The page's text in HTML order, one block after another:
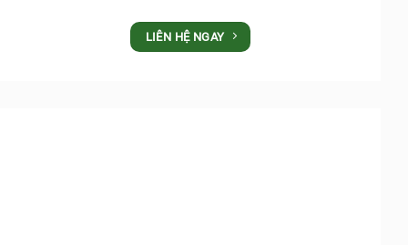
LIÊN HỆ NGAY